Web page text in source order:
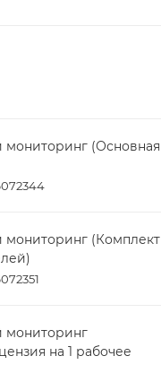
мониторинг (Основная
мониторинг (Комплект
мониторинг
на 1 рабочее